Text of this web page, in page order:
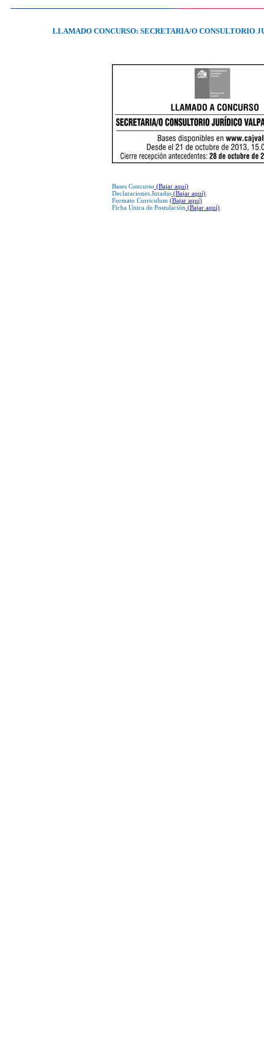
LLAMADO CONCURSO: SECRETARIA/O CONSULTORIO
Bases Concurso (Bajar aquí)
Declaraciones Juradas (Bajar aquí)
Formato Curriculum (Bajar aquí)
Ficha Unica de Postulación (Bajar aquí)